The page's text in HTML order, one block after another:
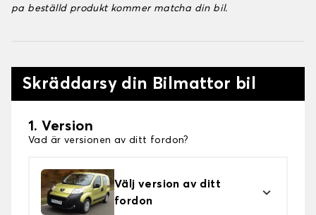
pa beställd produkt kommer matcha din bil.
Skräddarsy din Bilmattor bil
1. Version
Vad är versionen av ditt fordon?
Välj version av ditt
fordon